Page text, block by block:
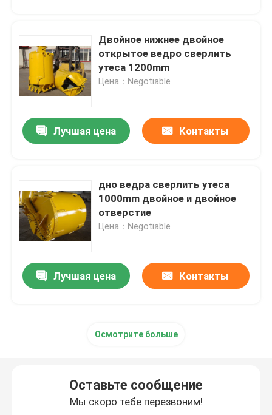
Двойное нижнее двойное
открытое ведро сверлить
утеса 1200mm
Цена：Negotiable
Лучшая цена Контакты
дно ведра сверлить утеса
1000mm двойное и двойное
отверстие
Цена：Negotiable
Лучшая цена Контакты
Осмотрите больше
Оставьте сообщение
Мы скоро тебе перезвоним!